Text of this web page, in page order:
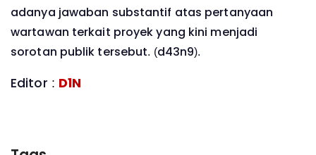
adanya jawaban substantif atas pertanyaan
wartawan terkait proyek yang kini menjadi
sorotan publik tersebut. (d43n9).
Editor : D1N